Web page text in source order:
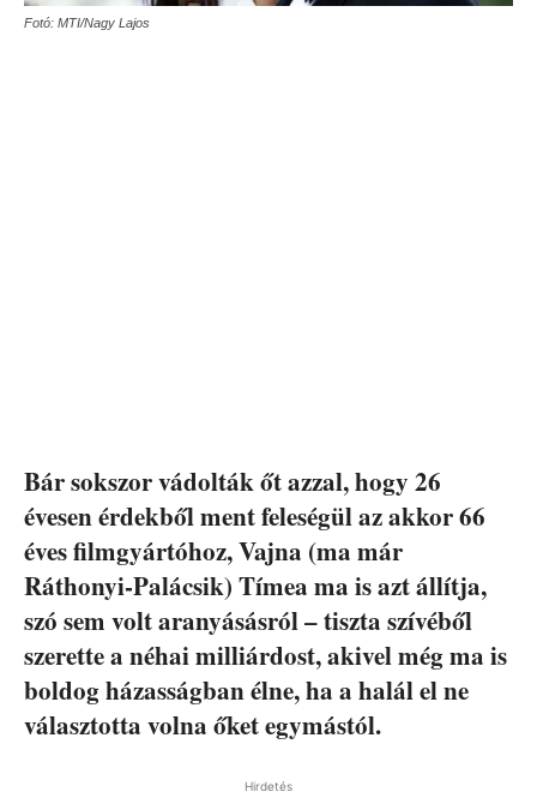
Fotó: MTI/Nagy Lajos
Bár sokszor vádolták őt azzal, hogy 26
évesen érdekből ment feleségül az akkor 66
éves filmgyártóhoz, Vajna (ma már
Ráthonyi-Palácsik) Tímea ma is azt állítja,
szó sem volt aranyásásról – tiszta szívéből
szerette a néhai milliárdost, akivel még ma is
boldog házasságban élne, ha a halál el ne
választotta volna őket egymástól.
Hirdetés